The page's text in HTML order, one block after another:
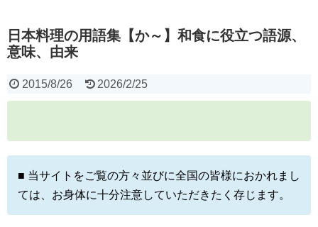
日本料理の用語集【か～】和食に役立つ語源、
意味、由来
2015/8/26 2026/2/25
■ 当サイトをご覧の方々並びに全国の皆様におかれまし
ては、お身体に十分注意していただきたく存じます。